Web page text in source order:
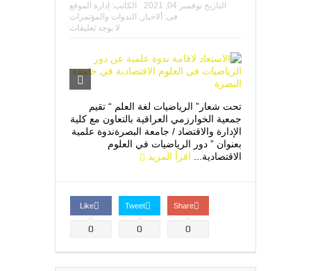
الكاتب: إدارة الموقع التاريخ نوفمبر 04, 2021
فى: ألاخبار , الندوات والمؤتمرات
لا يوجد تعليقات
تحت شعار” الرياضيات لغة العلم “ تقيم
جمعية الخوارزمي العراقية بالتعاون مع كلية
الإدارة والاقتصاد / جامعة البصرةندوة علمية
بعنوان ” دور الرياضيات في العلوم
الاقتصادية... اقرأ المزيد
Like
0
Tweet
0
Share
0